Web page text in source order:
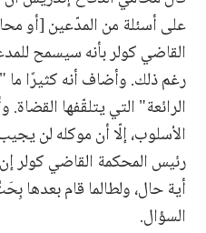
على أسئلة من المدّعين [أو
القاضي كولر بأنه سيسمح
رغم ذلك. وأضاف أنه كثيرًا ما
الرائعة" التي يتلقّفها
الأسلوب، إلّا أن موكله لن
رئيس المحكمة القاضي كولر
أية حال، ولطالما قام بعدها
السؤال.